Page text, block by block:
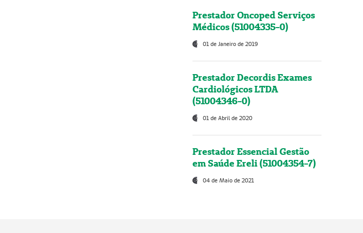
Prestador Oncoped Serviços
Médicos (51004335-0)
01 de Janeiro de 2019
Prestador Decordis Exames
Cardiológicos LTDA
(51004346-0)
01 de Abril de 2020
Prestador Essencial Gestão
em Saúde Ereli (51004354-7)
04 de Maio de 2021